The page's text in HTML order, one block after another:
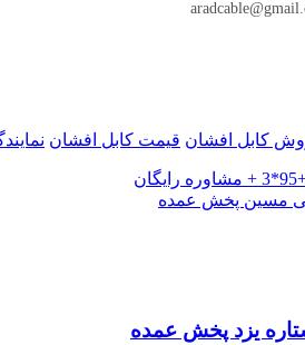
کابل افشان قیمت کابل افشان
مسین پخش عمده
یزد پخش عمده